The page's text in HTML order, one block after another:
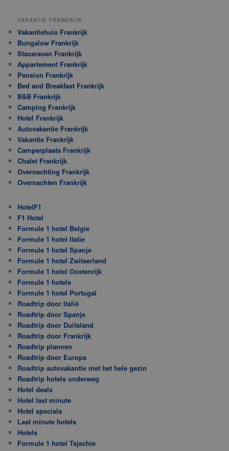
VAKANTIE FRANKRIJK
Vakantiehuis Frankrijk
Bungalow Frankrijk
Stacaravan Frankrijk
Appartement Frankrijk
Pension Frankrijk
Bed and Breakfast Frankrijk
B&B Frankrijk
Camping Frankrijk
Hotel Frankrijk
Autovakantie Frankrijk
Vakantie Frankrijk
Camperplaats Frankrijk
Chalet Frankrijk
Overnachting Frankrijk
Overnachten Frankrijk
HotelF1
F1 Hotel
Formule 1 hotel Belgie
Formule 1 hotel Italie
Formule 1 hotel Spanje
Formule 1 hotel Zwitserland
Formule 1 hotel Oostenrijk
Formule 1 hotels
Formule 1 hotel Portugal
Roadtrip door Italië
Roadtrip door Spanje
Roadtrip door Duitsland
Roadtrip door Frankrijk
Roadtrip plannen
Roadtrip door Europa
Roadtrip autovakantie met het hele gezin
Roadtrip hotels onderweg
Hotel deals
Hotel last minute
Hotel specials
Last minute hotels
Hotels
Formule 1 hotel Tsjechie